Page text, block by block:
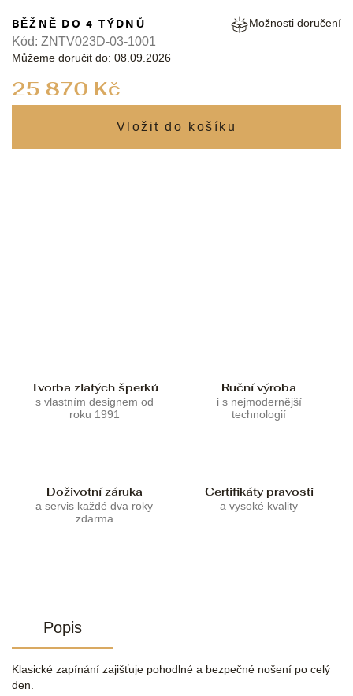
25 870 Kč
BĚŽNĚ DO 4 TÝDNŮ
Můžeme doručit do: 08.09.2026
Možnosti doručení
Kód: ZNTV023D-03-1001
Tvorba zlatých šperků
s vlastním designem od
roku 1991
Ruční výroba
i s nejmodernější
technologií
Doživotní záruka
a servis každé dva roky
zdarma
Certifikáty pravosti
a vysoké kvality
Popis
Klasické zapínání zajišťuje pohodlné a bezpečné nošení po celý
den.